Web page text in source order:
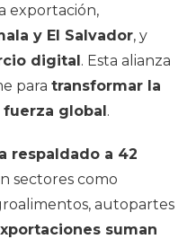
exportación,
y El Salvador, y
digital. Esta alianza
para transformar la
global.
respaldado a 42
sectores como
autopartes
suman